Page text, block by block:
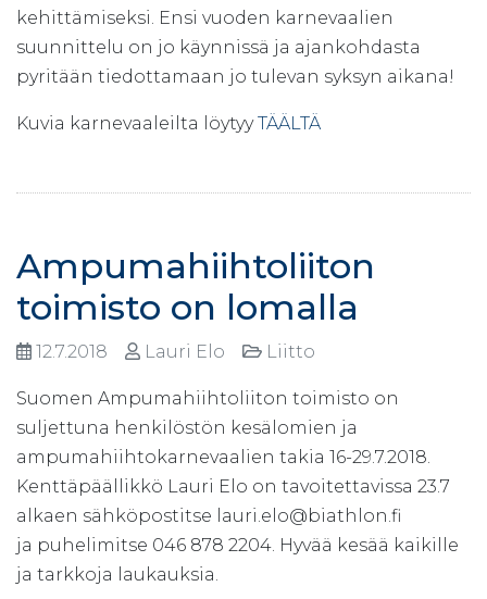
kehittämiseksi. Ensi vuoden karnevaalien
suunnittelu on jo käynnissä ja ajankohdasta
pyritään tiedottamaan jo tulevan syksyn aikana!
Kuvia karnevaaleilta löytyyTÄÄLTÄ
Ampumahiihtoliiton
toimisto on lomalla
12.7.2018 Lauri Elo Liitto
Suomen Ampumahiihtoliiton toimisto on
suljettuna henkilöstön kesälomien ja
ampumahiihtokarnevaalien takia 16-29.7.2018.
Kenttäpäällikkö Lauri Elo on tavoitettavissa 23.7
alkaen sähköpostitse lauri.elo@biathlon.fi
ja puhelimitse 046 878 2204. Hyvää kesää kaikille
ja tarkkoja laukauksia.